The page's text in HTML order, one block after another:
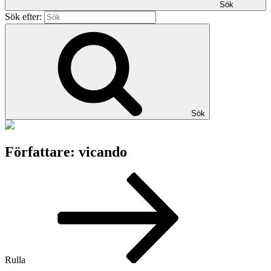
Sök
Sök efter:
Sök
Författare: vicando
Rulla